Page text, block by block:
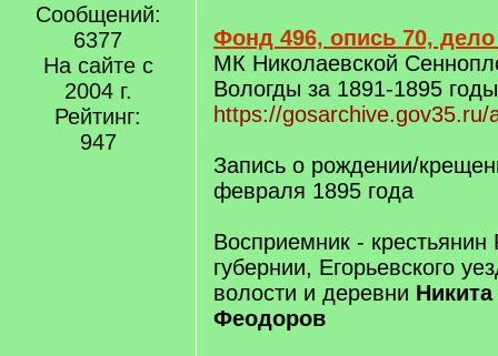
Сообщений:
6377
На сайте с
2004 г.
Рейтинг:
947
Фонд 496, опись 70, дело
МК Николаевской
Вологды за 1891-1895 годы
https://
Запись о рождении/
февраля 1895 года
Восприемник - крестьянин
губернии, Егорьевского
волости и деревни
Феодоров